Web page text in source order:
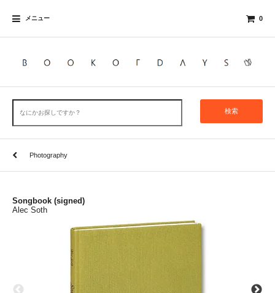
メニュー 0
検索
Photography
Songbook (signed)
Alec Soth